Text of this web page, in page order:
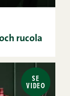
rucola
SE
VIDEO